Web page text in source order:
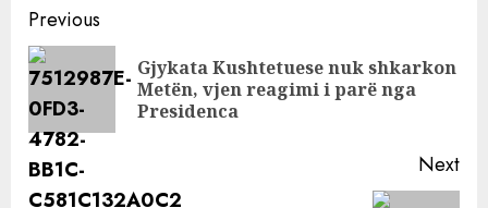
Continue
Reading
Previous
Gjykata Kushtetuese nuk shkarkon
Metën, vjen reagimi i parë nga
Presidenca
Next